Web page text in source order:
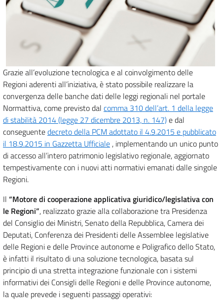
Grazie all’evoluzione tecnologica e al coinvolgimento delle
Regioni aderenti all’iniziativa, è stato possibile realizzare la
convergenza delle banche dati delle leggi regionali nel portale
Normattiva, come previsto dal comma 310 dell’art. 1 della legge
di stabilità 2014 (legge 27 dicembre 2013, n. 147)e dal
conseguentedecreto della PCM adottato il 4.9.2015 e pubblicato
il 18.9.2015 in Gazzetta Ufficiale , implementando un unico punto
di accesso all’intero patrimonio legislativo regionale, aggiornato
tempestivamente con i nuovi atti normativi emanati dalle singole
Regioni.
Il “Motore di cooperazione applicativa giuridico/legislativa con
le Regioni”, realizzato grazie alla collaborazione tra Presidenza
del Consiglio dei Ministri, Senato della Repubblica, Camera dei
Deputati, Conferenza dei Presidenti delle Assemblee legislative
delle Regioni e delle Province autonome e Poligrafico dello Stato,
è infatti il risultato di una soluzione tecnologica, basata sul
principio di una stretta integrazione funzionale con i sistemi
informativi dei Consigli delle Regioni e delle Province autonome,
la quale prevede i seguenti passaggi operativi: